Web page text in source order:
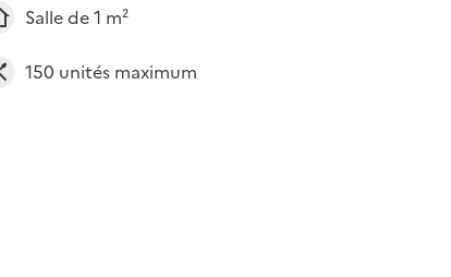
Salle de 1 m²
150 unités maximum